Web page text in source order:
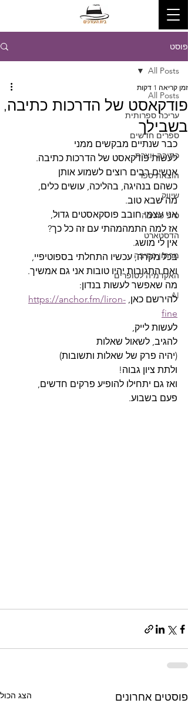
פוסט
All Posts
עריכה ספרותית
ספרים חדשים
כתיבה יוצרת
הוצאת ספר
שיווק
טיפ כתיבה
הדסטארט
מרתון כתיבה
האקדמיה לסופרים
AI
All Posts
פודקאסט של הדרכות כתיבה,
בשבילך
זמן קריאה 1 דקות
כבר שנתיים מבקשים ממני
לעשות פודקאסט של הדרכות כתיבה.
אנשים רבים רוצים לשמוע אותן
כשהם בנהיגה, בהליכה, עושים כלים,
מה שבא טוב.
אני עצמי חובב פוסקאסטים גדול,
אז למה התמהמהתי עם זה כל כך?
אין לי מושג.
בכל מקרה, עכשיו התחלתי בספוטיפיי,
ואם התגובות יהיו טובות אני גם אמשיך.
מה שאפשר לעשות בנדון:
להירשם כאן, https://anchor.fm/liron-
fine
לעשות לייק,
להגיב, לשאול שאלות
(יהיה פרק של שאלות ותשובות)
ולתת ציון גבוה!
ואז גם יתחילו להופיע פרקים חדשים,
פעם בשבוע.
פוסטים אחרונים הצג הכול